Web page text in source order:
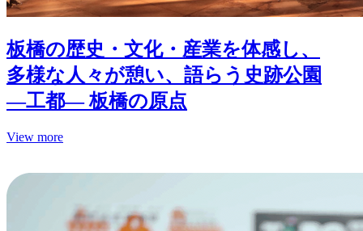
板橋の歴史・文化・産業を体感し、
多様な人々が憩い、語らう史跡公園
—工都— 板橋の原点
View more